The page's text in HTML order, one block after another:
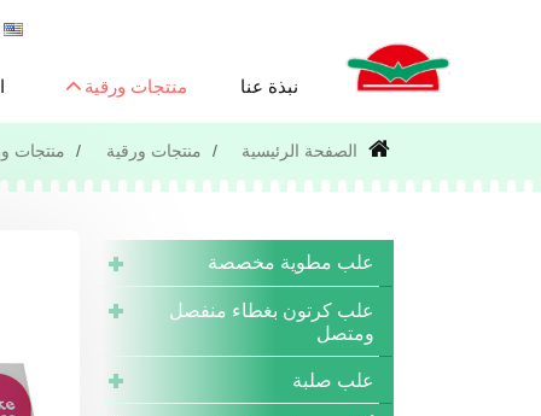
نبذة عنا منتجات ورقية
الصفحة الرئيسية منتجات ورقية منتجات
علب مطوية مخصصة
علب كرتون بغطاء منفصل
ومتصل
علب صلبة